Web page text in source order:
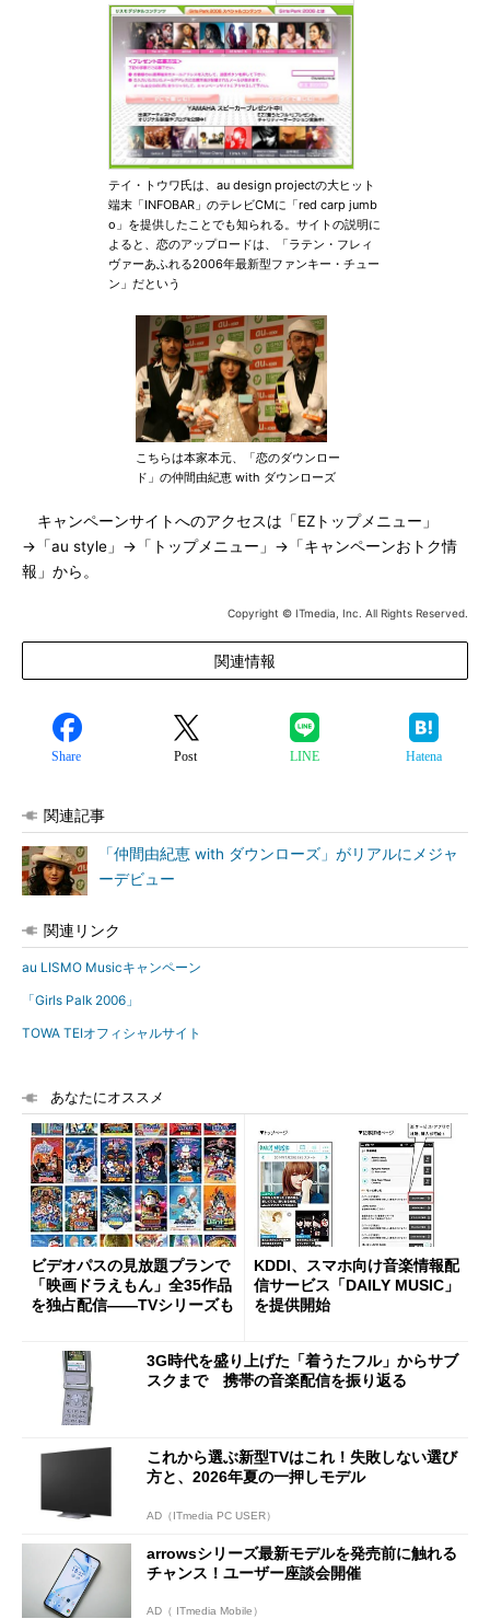
テイ・トウワ氏は、au design projectの大ヒット
端末「INFOBAR」のテレビCMに「red carp jumb
o」を提供したことでも知られる。サイトの説明に
よると、恋のアップロードは、「ラテン・フレィ
ヴァーあふれる2006年最新型ファンキー・チュー
ン」だという
こちらは本家本元、「恋のダウンロー
ド」の仲間由紀恵 with ダウンローズ
キャンペーンサイトへのアクセスは「EZトップメニュー」
→「au style」→「トップメニュー」→「キャンペーンおトク情
報」から。
Copyright © ITmedia, Inc. All Rights Reserved.
関連情報
Share Post LINE Hatena
関連記事
「仲間由紀恵 with ダウンローズ」がリアルにメジャ
ーデビュー
関連リンク
au LISMO Musicキャンペーン
「Girls Palk 2006」
TOWA TEIオフィシャルサイト
あなたにオススメ
ビデオパスの見放題プランで
「映画ドラえもん」全35作品
を独占配信――TVシリーズも
KDDI、スマホ向け音楽情報配
信サービス「DAILY MUSIC」
を提供開始
3G時代を盛り上げた「着うたフル」からサブ
スクまで 携帯の音楽配信を振り返る
これから選ぶ新型TVはこれ！失敗しない選び
方と、2026年夏の一押しモデル
AD（ITmedia PC USER）
arrowsシリーズ最新モデルを発売前に触れる
チャンス！ユーザー座談会開催
AD（ ITmedia Mobile）